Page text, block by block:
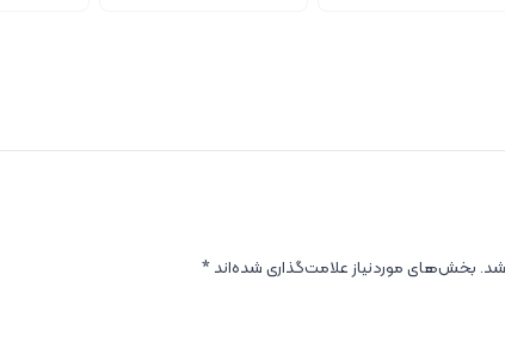
بخش‌های موردنیاز علامت‌گذاری شده‌اند*